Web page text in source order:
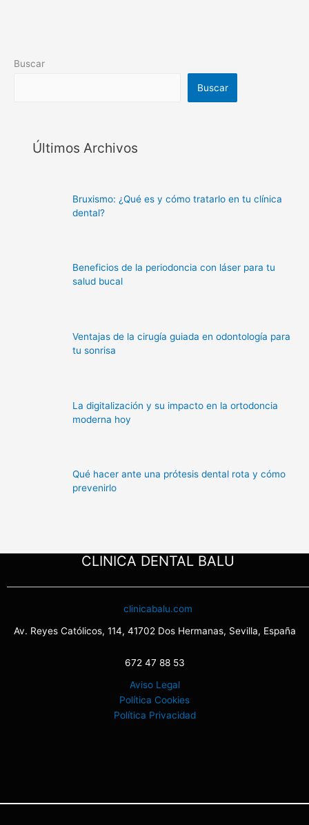
Buscar
Buscar
Últimos Archivos
Bruxismo: ¿Qué es y cómo tratarlo en tu clínica
dental?
Beneficios de la periodoncia con láser para tu
salud bucal
Ventajas de la cirugía guiada en odontología para
tu sonrisa
La digitalización y su impacto en la ortodoncia
moderna hoy
Qué hacer ante una prótesis dental rota y cómo
prevenirlo
CLINICA DENTAL BALU
clinicabalu.com
Av. Reyes Católicos, 114, 41702 Dos Hermanas, Sevilla, España
672 47 88 53
Aviso Legal
Política Cookies
Política Privacidad